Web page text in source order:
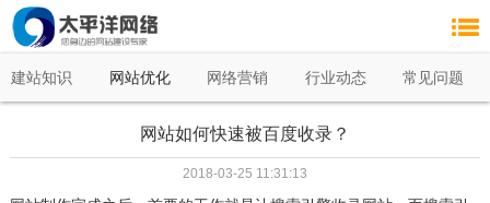
建站知识 网站优化 网络营销 行业动态 常见问题
网站如何快速被百度收录？
2018-03-25 11:31:13